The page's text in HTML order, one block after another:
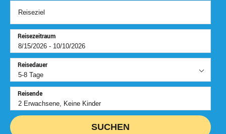
Reisezeitraum
Reisedauer
Reisende
SUCHEN